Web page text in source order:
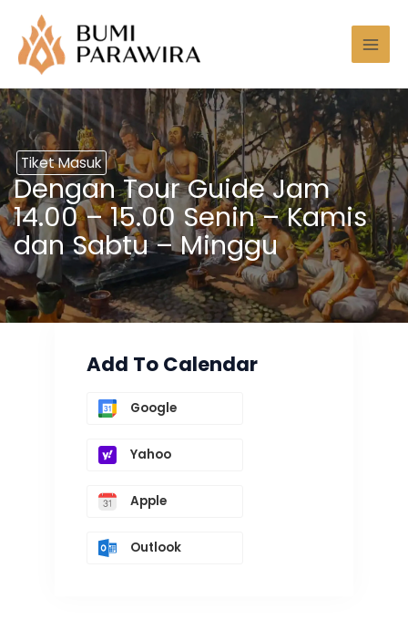
konten
Tiket Masuk
Dengan Tour Guide Jam
14.00 – 15.00 Senin – Kamis
dan Sabtu – Minggu
Add To Calendar
Google
Yahoo
Apple
Outlook